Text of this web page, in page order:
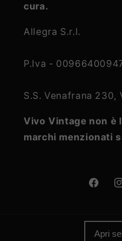
cura.
Allegra S.r.l.
P.Iva -
S.S. Venafrana 230,
Vivo Vintage non è
marchi menzionati
Apri